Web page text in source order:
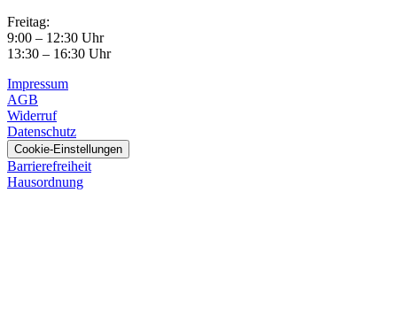
Freitag:
9:00 – 12:30 Uhr
13:30 – 16:30 Uhr
Impressum
AGB
Widerruf
Datenschutz
Cookie-Einstellungen
Barrierefreiheit
Hausordnung